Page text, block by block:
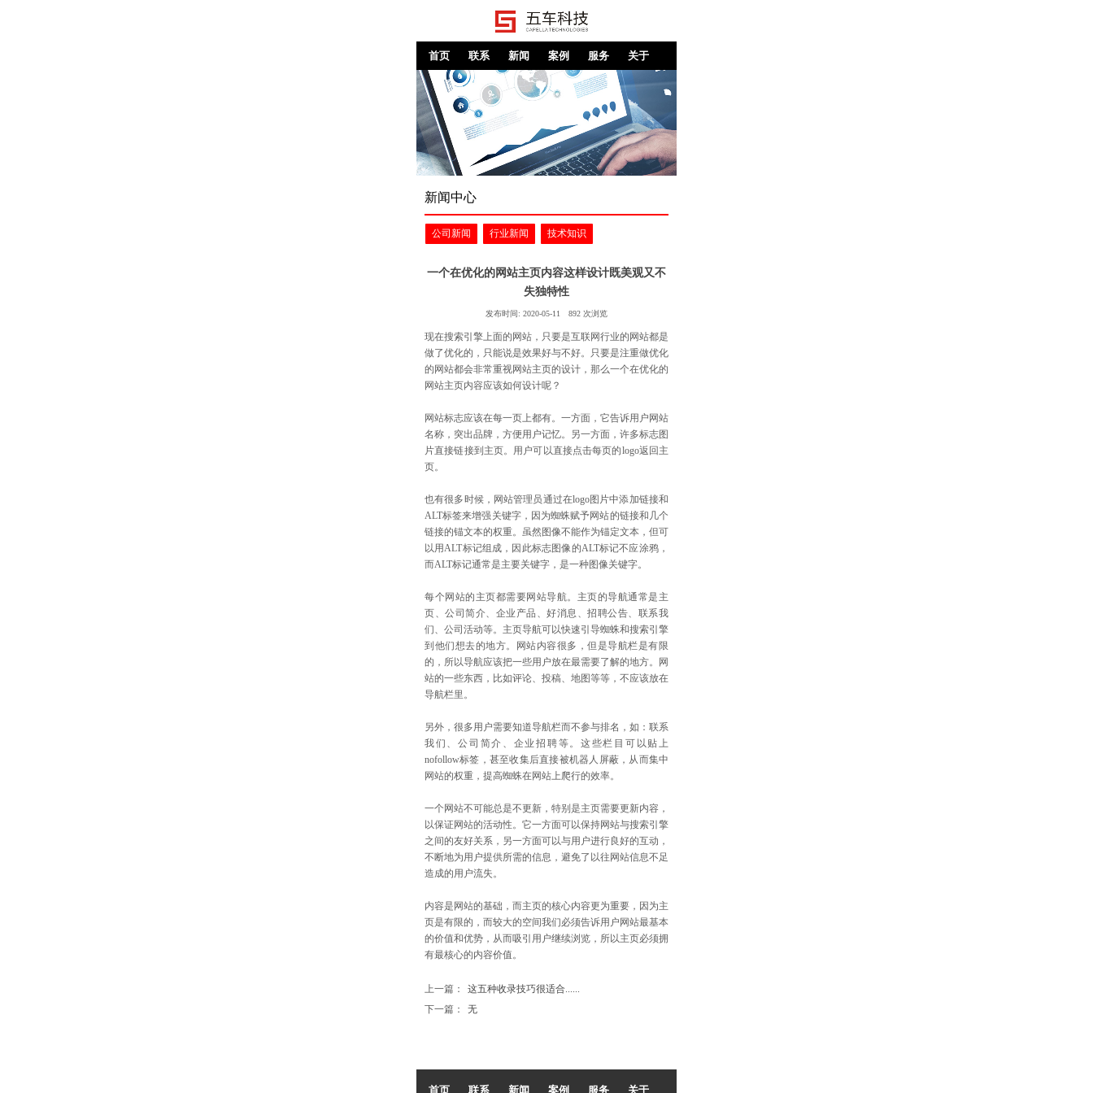
首页 联系 新闻 案例 服务 关于
新闻中心
公司新闻 行业新闻 技术知识
一个在优化的网站主页内容这样设计既美观又不
失独特性
发布时间: 2020-05-11 892 次浏览
现在搜索引擎上面的网站，只要是互联网行业的网站都是
做了优化的，只能说是效果好与不好。只要是注重做优化
的网站都会非常重视网站主页的设计，那么一个在优化的
网站主页内容应该如何设计呢？
网站标志应该在每一页上都有。一方面，它告诉用户网站
名称，突出品牌，方便用户记忆。另一方面，许多标志图
片直接链接到主页。用户可以直接点击每页的logo返回主
页。
也有很多时候，网站管理员通过在logo图片中添加链接和
ALT标签来增强关键字，因为蜘蛛赋予网站的链接和几个
链接的锚文本的权重。虽然图像不能作为锚定文本，但可
以用ALT标记组成，因此标志图像的ALT标记不应涂鸦，
而ALT标记通常是主要关键字，是一种图像关键字。
每个网站的主页都需要网站导航。主页的导航通常是主
页、公司简介、企业产品、好消息、招聘公告、联系我
们、公司活动等。主页导航可以快速引导蜘蛛和搜索引擎
到他们想去的地方。网站内容很多，但是导航栏是有限
的，所以导航应该把一些用户放在最需要了解的地方。网
站的一些东西，比如评论、投稿、地图等等，不应该放在
导航栏里。
另外，很多用户需要知道导航栏而不参与排名，如：联系
我们、公司简介、企业招聘等。这些栏目可以贴上
nofollow标签，甚至收集后直接被机器人屏蔽，从而集中
网站的权重，提高蜘蛛在网站上爬行的效率。
一个网站不可能总是不更新，特别是主页需要更新内容，
以保证网站的活动性。它一方面可以保持网站与搜索引擎
之间的友好关系，另一方面可以与用户进行良好的互动，
不断地为用户提供所需的信息，避免了以往网站信息不足
造成的用户流失。
内容是网站的基础，而主页的核心内容更为重要，因为主
页是有限的，而较大的空间我们必须告诉用户网站最基本
的价值和优势，从而吸引用户继续浏览，所以主页必须拥
有最核心的内容价值。
上一篇：
这五种收录技巧很适合......
下一篇：
无
首页 联系 新闻 案例 服务 关于